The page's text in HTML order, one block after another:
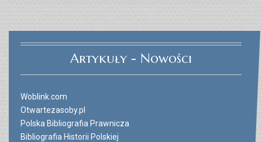
Artykuły - Nowości
Woblink.com
Otwartezasoby.pl
Polska Bibliografia Prawnicza
Bibliografia Historii Polskiej